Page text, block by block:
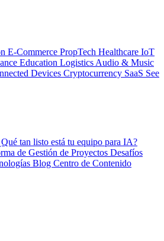
E-Commerce PropTech Healthcare IoT
Education Logistics Audio & Music
Devices Cryptocurrency SaaS See
tan listo está tu equipo para IA?
de Gestión de Proyectos Desafíos
Blog Centro de Contenido